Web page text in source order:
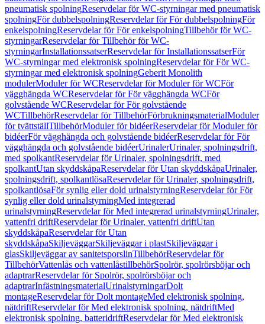
pneumatisk spolningReservdelar för WC-styrningar med pneumatisk
spolningFör dubbelspolningReservdelar för För dubbelspolningFör
enkelspolningReservdelar för För enkelspolningTillbehör för WC-
styrningarReservdelar för Tillbehör för WC-
styrningarInstallationssatserReservdelar för InstallationssatserFör
WC-styrningar med elektronisk spolningReservdelar för För WC-
styrningar med elektronisk spolningGeberit Monolith
modulerModuler för WCReservdelar för Moduler för WCFör
vägghängda WCReservdelar för För vägghängda WCFör
golvstående WCReservdelar för För golvstående
WCTillbehörReservdelar för TillbehörFörbrukningsmaterialModuler
för tvättställTillbehörModuler för bidéerReservdelar för Moduler för
bidéerFör vägghängda och golvstående bidéerReservdelar för För
vägghängda och golvstående bidéerUrinalerUrinaler, spolningsdrift,
med spolkantReservdelar för Urinaler, spolningsdrift, med
spolkantUtan skyddskåpaReservdelar för Utan skyddskåpaUrinaler,
spolningsdrift, spolkantlösaReservdelar för Urinaler, spolningsdrift,
spolkantlösaFör synlig eller dold urinalstyrningReservdelar för För
synlig eller dold urinalstyrningMed integrerad
urinalstyrningReservdelar för Med integrerad urinalstyrningUrinaler,
vattenfri driftReservdelar för Urinaler, vattenfri driftUtan
skyddskåpaReservdelar för Utan
skyddskåpaSkiljeväggarSkiljeväggar i plastSkiljeväggar i
glasSkiljeväggar av sanitetsporslinTillbehörReservdelar för
TillbehörVattenlås och vattenlåstillbehörSpolrör, spolrörsböjar och
adaptrarReservdelar för Spolrör, spolrörsböjar och
adaptrarInfästningsmaterialUrinalstyrningarDolt
montageReservdelar för Dolt montageMed elektronisk spolning,
nätdriftReservdelar för Med elektronisk spolning, nätdriftMed
elektronisk spolning, batteridriftReservdelar för Med elektronisk